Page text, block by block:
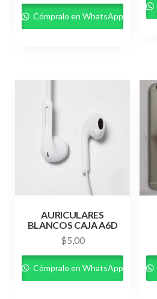
Cómpralo en WhatsApp
AURICULARES
BLANCOS CAJA A6D
$5,00
Cómpralo en WhatsApp